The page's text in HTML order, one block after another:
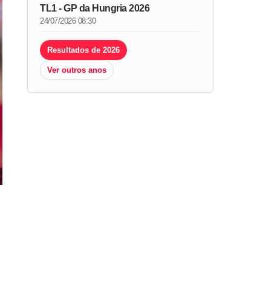
TL1 - GP da Hungria 2026
24/07/2026 08:30
Resultados de 2026
Ver outros anos